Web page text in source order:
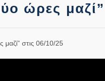
ώρες
μαζί” στις 06/10/25